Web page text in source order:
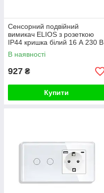
Сенсорний подвійний
вимикач ELIOS з розеткою
IP44 кришка білий 16 А 230 В
із заземленням шторки скло
В наявності
927 ₴
Купити